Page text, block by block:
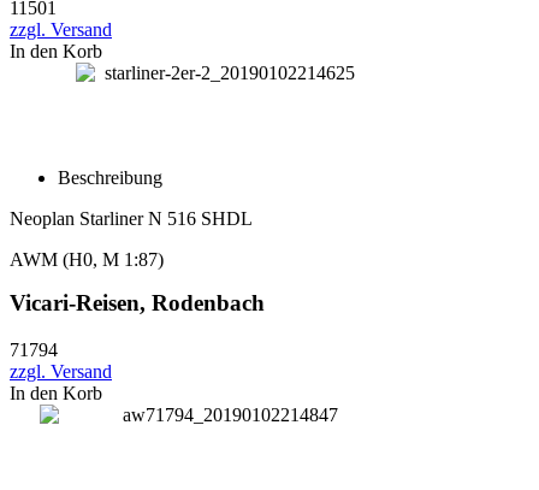
11501
zzgl. Versand
In den Korb
Beschreibung
Neoplan Starliner N 516 SHDL
AWM (H0, M 1:87)
Vicari-Reisen, Rodenbach
71794
zzgl. Versand
In den Korb